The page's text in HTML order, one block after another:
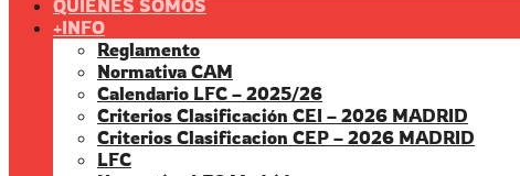
QUIÉNES SOMOS
+INFO
Reglamento
Normativa CAM
Calendario LFC – 2025/26
Criterios Clasificación CEI – 2026 MADRID
Criterios Clasificacion CEP – 2026 MADRID
LFC